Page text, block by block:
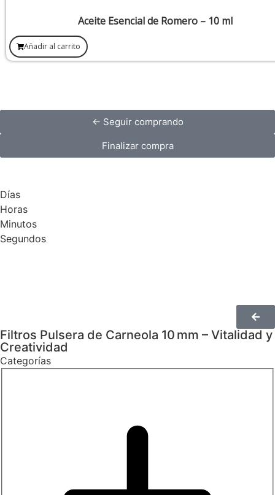
Aceite Esencial de Romero – 10 ml
Añadir al carrito
← Seguir comprando
Finalizar compra
Días
Horas
Minutos
Segundos
Filtros Pulsera de Carneola 10 mm – Vitalidad y
Creatividad
Categorías